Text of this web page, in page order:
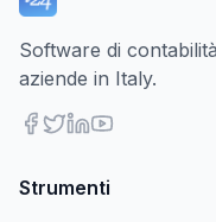
Software di
aziende in Italy.
Strumenti